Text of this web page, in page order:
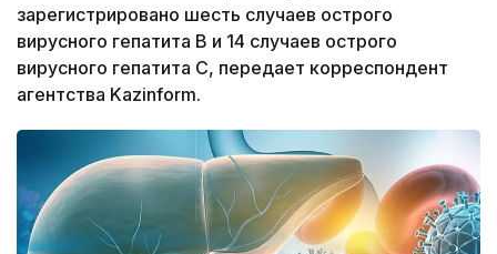
зарегистрировано шесть случаев острого
вирусного гепатита В и 14 случаев острого
вирусного гепатита С, передает корреспондент
агентства Kazinform.